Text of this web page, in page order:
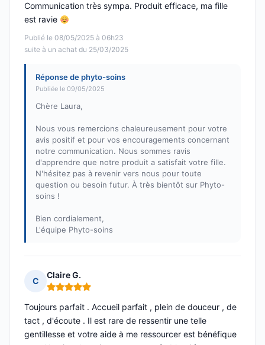
Publié le 08/05/2025 à 06h23
suite à un achat du 25/03/2025
Communication très sympa. Produit efficace, ma fille
est ravie
Réponse de phyto-soins
Publiée le 09/05/2025
Chère Laura,
Nous vous remercions chaleureusement pour votre
avis positif et pour vos encouragements concernant
notre communication. Nous sommes ravis
d'apprendre que notre produit a satisfait votre fille.
N'hésitez pas à revenir vers nous pour toute
question ou besoin futur. À très bientôt sur Phyto-
soins !
Bien cordialement,
L'équipe Phyto-soins
C
Claire G.
Note : 5 sur 5
Toujours parfait . Accueil parfait , plein de douceur , de
tact , d'écoute . Il est rare de ressentir une telle
gentillesse et votre aide à me ressourcer est bénéfique